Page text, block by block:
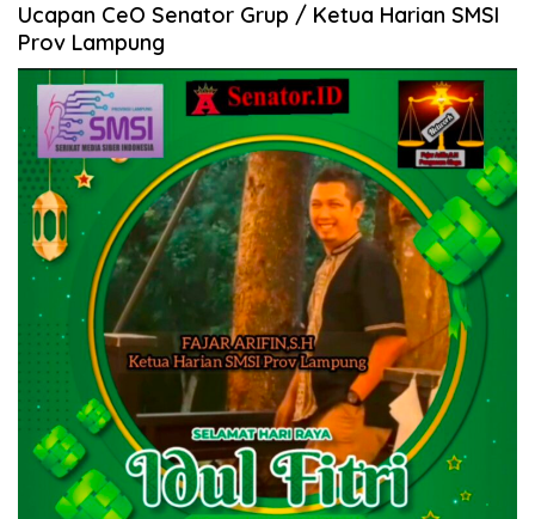
Ucapan CeO Senator Grup / Ketua Harian SMSI
Prov Lampung